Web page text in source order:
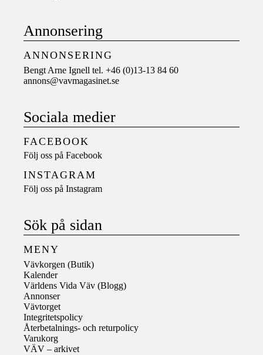
Annonsering
ANNONSERING
Bengt Arne Ignell tel. +46 (0)13-13 84 60
annons@vavmagasinet.se
Sociala medier
FACEBOOK
Följ oss på Facebook
INSTAGRAM
Följ oss på Instagram
Sök på sidan
MENY
Vävkorgen (Butik)
Kalender
Världens Vida Väv (Blogg)
Annonser
Vävtorget
Integritetspolicy
Återbetalnings- och returpolicy
Varukorg
VÄV – arkivet